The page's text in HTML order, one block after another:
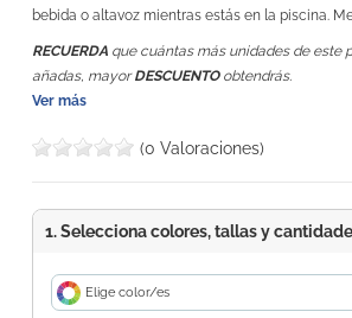
bebida o altavoz mientras estás en la piscina.
RECUERDA que cuántas más unidades de este
añadas, mayorDESCUENTOobtendrás.
Ver más
(0 Valoraciones)
1. Selecciona colores, tallas y
Elige color/es